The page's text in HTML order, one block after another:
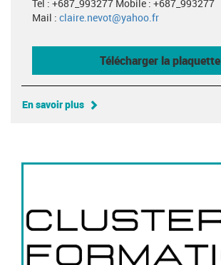
Tel : +687_993277 Mobile : +687_993277
Mail : claire.nevot@yahoo.fr
Télécharger la plaquette
En savoir plus